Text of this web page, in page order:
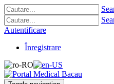
Autentificare
Înregistrare